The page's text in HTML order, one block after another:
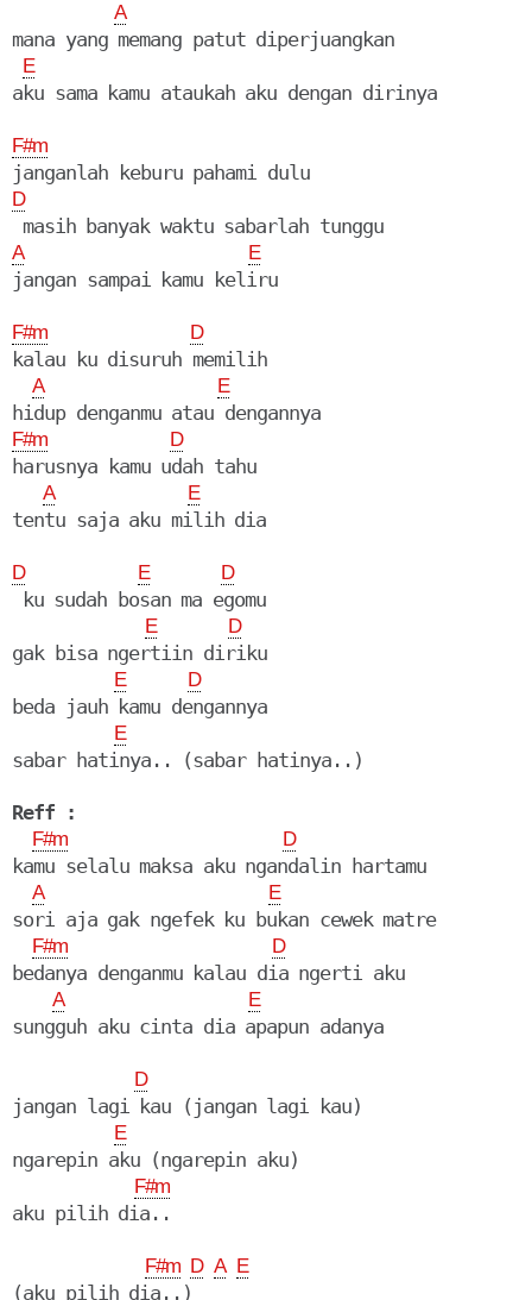
A
mana yang memang patut diperjuangkan
E
aku sama kamu ataukah aku dengan dirinya
F#m
janganlah keburu pahami dulu
D
A E
jangan sampai kamu keliru
F#m D
kalau ku disuruh memilih
A E
hidup denganmu atau dengannya
F#m D
harusnya kamu udah tahu
A E
tentu saja aku milih dia
D E D
ku sudah bosan ma egomu
E D
gak bisa ngertiin diriku
E D
beda jauh kamu dengannya
E
sabar hatinya.. (sabar hatinya..)
Reff :
F#m D
kamu selalu maksa aku ngandalin hartamu
A E
sori aja gak ngefek ku bukan cewek matre
F#m D
bedanya denganmu kalau dia ngerti aku
A E
sungguh aku cinta dia apapun adanya
D
jangan lagi kau (jangan lagi kau)
E
ngarepin aku (ngarepin aku)
F#m
aku pilih dia..
F#m D A E
(aku pilih dia..)